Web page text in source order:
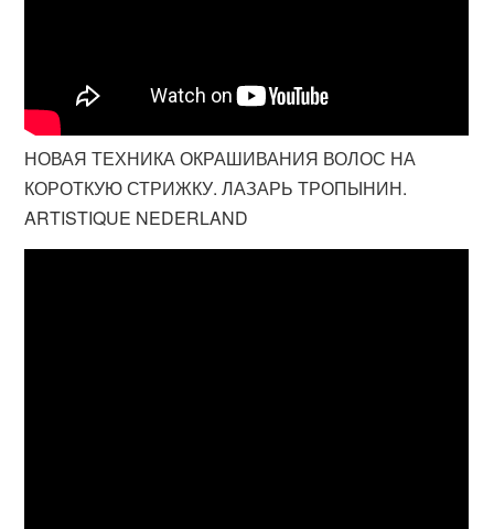
НОВАЯ ТЕХНИКА ОКРАШИВАНИЯ ВОЛОС НА
КОРОТКУЮ СТРИЖКУ. ЛАЗАРЬ ТРОПЫНИН.
ARTISTIQUE NEDERLAND